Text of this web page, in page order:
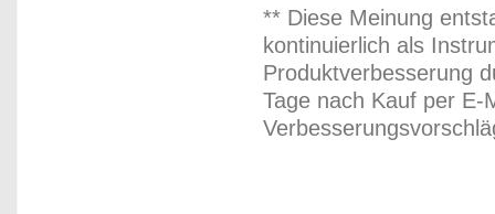
** Diese Meinung
kontinuierlich als
Produktverbesserung
Tage nach Kauf per E-